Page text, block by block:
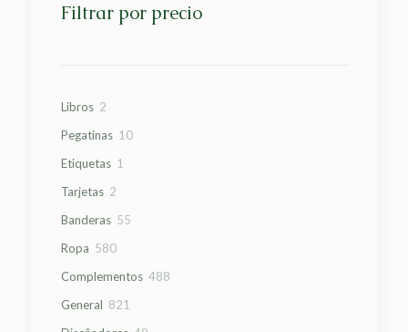
Filtrar por precio
Libros 22
Pegatinas 1010
Etiquetas 1
Tarjetas 22
Banderas 5555
Ropa 580580
Complementos 488488
General 821